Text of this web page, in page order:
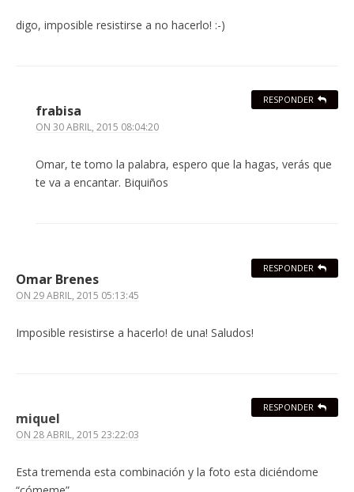
digo, imposible resistirse a no hacerlo! :-)
frabisa
ON 30 ABRIL, 2015 08:04:20
Omar, te tomo la palabra, espero que la hagas, verás que
te va a encantar. Biquiños
RESPONDER
Omar Brenes
ON 29 ABRIL, 2015 05:13:45
Imposible resistirse a hacerlo! de una! Saludos!
RESPONDER
miquel
ON 28 ABRIL, 2015 23:22:03
Esta tremenda esta combinación y la foto esta diciéndome
RESPONDER